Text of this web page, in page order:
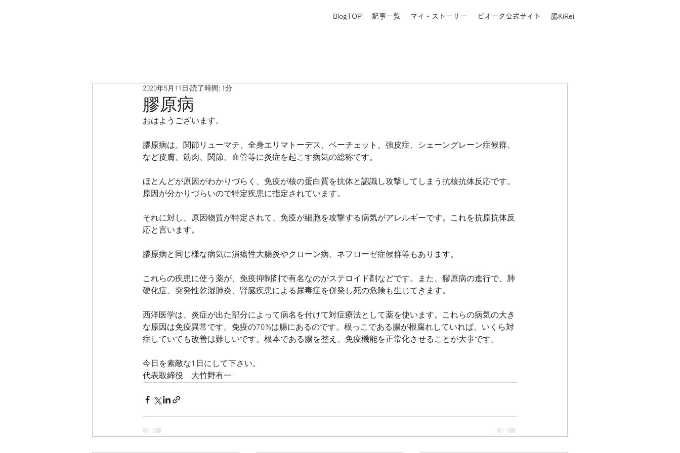
BlogTOP 記事一覧 マイ・ストーリー ビオータ公式サイト 腸KiRei
膠原病
2020年5月11日 読了時間: 1分
おはようございます。
膠原病は、関節リューマチ、全身エリマトーデス、ベーチェット、強皮症、シェーングレーン症候群、
など皮膚、筋肉、関節、血管等に炎症を起こす病気の総称です。
ほとんどが原因がわかりづらく、免疫が核の蛋白質を抗体と認識し攻撃してしまう抗核抗体反応です。
原因が分かりづらいので特定疾患に指定されています。
それに対し、原因物質が特定されて、免疫が細胞を攻撃する病気がアレルギーです。これを抗原抗体反
応と言います。
膠原病と同じ様な病気に潰瘍性大腸炎やクローン病、ネフローゼ症候群等もあります。
これらの疾患に使う薬が、免疫抑制剤で有名なのがステロイド剤などです。また、膠原病の進行で、肺
硬化症、突発性乾湿肺炎、腎臓疾患による尿毒症を併発し死の危険も生じてきます。
西洋医学は、炎症が出た部分によって病名を付けて対症療法として薬を使います。これらの病気の大き
な原因は免疫異常です。免疫の70%は腸にあるのです。根っこである腸が根腐れしていれば、いくら対
症していても改善は難しいです。根本である腸を整え、免疫機能を正常化させることが大事です。
今日を素敵な1日にして下さい。
代表取締役　大竹野有一